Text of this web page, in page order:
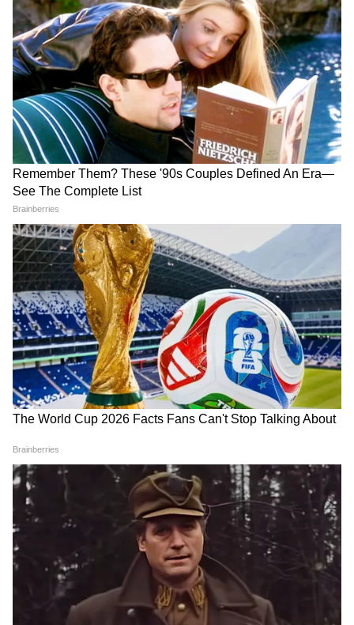
Related Articles
সীমান্তে এরা সব নিঃশব্দ শিকারি, অ্যাকশনে রোবট
কুকুর-ড্রোন! হাই অ্যালার্টে সেনা | Indian Army
News
পথ কুকুর মামলায় আগের রায়ের সংশোধন সুপ্রিম
কোর্টের, নতুন রায় কী বলেছে দেখুন ছবিতে
আধার আপডেটে লাগাম: নাম-
ঠিকানা-মোবাইল কতবার
বদলাতে পারবেন? লিমিট
পেরোলেই বিপদ
'তৃণমূল সাম্প্রদায়িক হয়ে উঠেছে'!
ঘাসফুলে ফের ভাঙন ধরালেন
অভিজিৎ মজুমদার
LATEST VIDEOS
Dilip Ghosh: 'কেউ তৃণমূলীদের দলে নিলে
সে সাসপেন্ড হবে', বিজেপি নেতাদের কড়া
বার্তা দিলীপের
অন্নপূর্ণা যোজনা নিয়ে প্রশ্ন তুলে শুভেন্দুকে
আক্রমণ কুণালের, দেখুন কী বলছেন |
Kunal on Annapurna